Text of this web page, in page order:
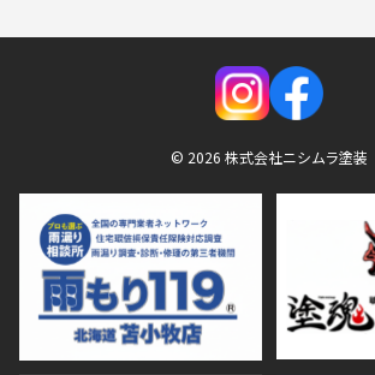
© 2026 株式会社ニシムラ塗装